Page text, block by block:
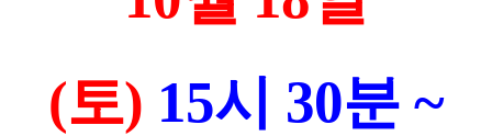
(토) 15시 30분 ~